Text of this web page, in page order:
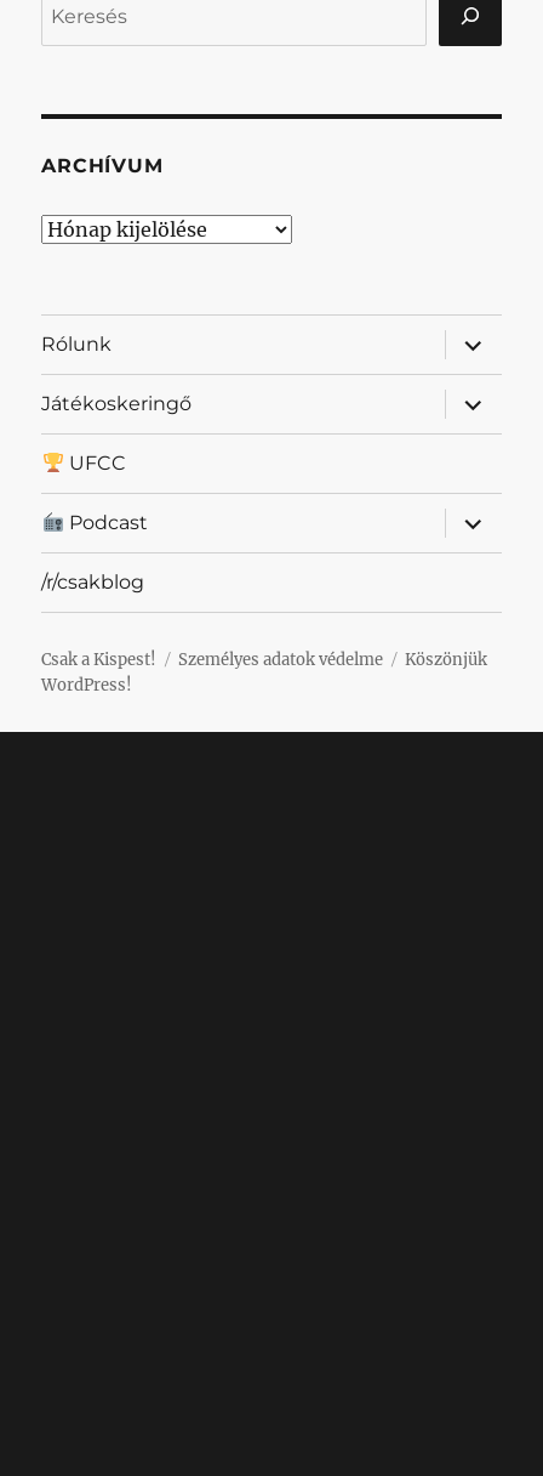
ARCHÍVUM
Archívum
Rólunk
almenü
Játékoskeringő
almenü
UFCC
Podcast
almenü
/r/csakblog
Csak a Kispest! Személyes adatok védelme
Köszönjük
WordPress!